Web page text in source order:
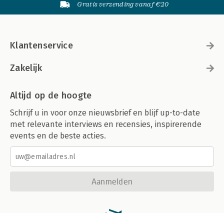
Gratis verzending vanaf €20
Klantenservice
Zakelijk
Altijd op de hoogte
Schrijf u in voor onze nieuwsbrief en blijf up-to-date
met relevante interviews en recensies, inspirerende
events en de beste acties.
Aanmelden